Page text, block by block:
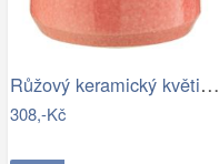
Růžový keramický květináč J-line Asol…
308,-Kč